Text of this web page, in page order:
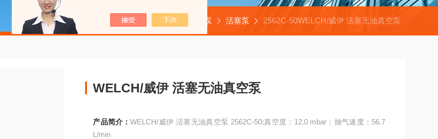
首页 产品中心 真空泵 活塞泵 2562C-50WELCH/威伊 活塞无油真空泵
WELCH/威伊 活塞无油真空泵
产品简介：WELCH/威伊 活塞无油真空泵 2562C-50;真空度：12.0 mbar；抽气速度：56.7
L/min